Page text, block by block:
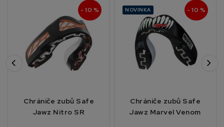
- 10 %
Chrániče zubů Safe
Jawz Nitro SR
NOVINKA - 10 %
Chrániče zubů Safe
Jawz Marvel Venom